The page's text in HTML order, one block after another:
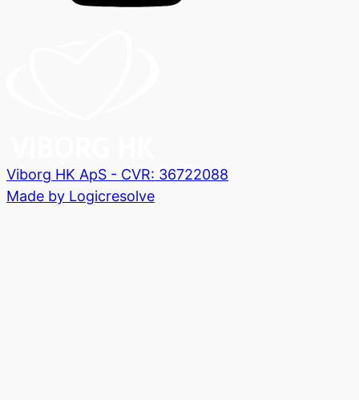
Viborg HK ApS - CVR: 36722088
Made by Logicresolve